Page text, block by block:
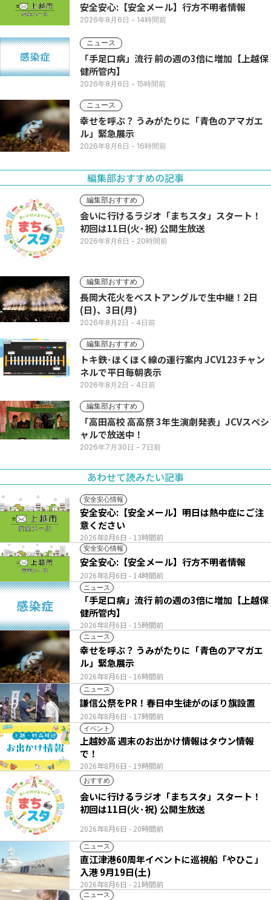
安全安心:【安全メール】行方不明者情報
2026年8月6日 - 14時間前
ニュース
「手足口病」流行 前の週の3倍に増加【上越保
健所管内】
2026年8月6日 - 15時間前
ニュース
幸せを呼ぶ？ うみがたりに「青色のアマガエ
ル」緊急展示
2026年8月6日 - 16時間前
編集部おすすめの記事
編集部おすすめ
会いに行けるラジオ「まちスタ」スタート！
初回は11日(火･祝) 公開生放送
2026年8月6日 - 20時間前
編集部おすすめ
長岡大花火をベストアングルで生中継！2日
(日)、3日(月)
2026年8月2日 - 4日前
編集部おすすめ
トキ鉄･ほくほく線の運行案内 JCV123チャン
ネルで平日毎朝表示
2026年8月2日 - 4日前
編集部おすすめ
「高田高校 高高祭 3年生演劇発表」JCVスペシ
ャルで放送中！
2026年7月30日 - 7日前
あわせて読みたい記事
安全安心情報
2026年8月6日 - 13時間前
安全安心:【安全メール】明日は熱中症にご注
意ください
安全安心情報
2026年8月6日 - 14時間前
安全安心:【安全メール】行方不明者情報
ニュース
2026年8月6日 - 15時間前
「手足口病」流行 前の週の3倍に増加【上越保
健所管内】
ニュース
2026年8月6日 - 16時間前
幸せを呼ぶ？ うみがたりに「青色のアマガエ
ル」緊急展示
ニュース
2026年8月6日 - 17時間前
謙信公祭をPR！春日中生徒がのぼり旗設置
イベント
2026年8月6日 - 19時間前
上越妙高 週末のお出かけ情報はタウン情報
で！
おすすめ
2026年8月6日 - 20時間前
会いに行けるラジオ「まちスタ」スタート！
初回は11日(火･祝) 公開生放送
ニュース
2026年8月6日 - 21時間前
直江津港60周年イベントに巡視船「やひこ」
入港 9月19日(土)
ニュース